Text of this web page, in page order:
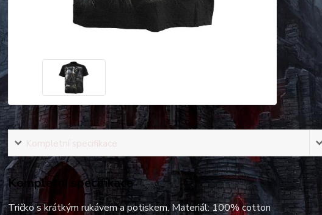
Kompletní specifikace
Kompletní specifikace
Tričko s krátkým rukávem a potiskem. Materiál: 100% cotton